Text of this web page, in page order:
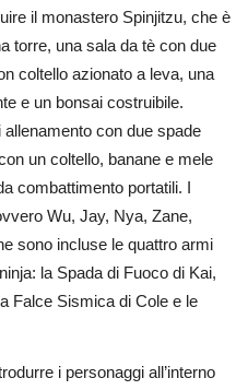
il monastero Spinjitzu, che è
torre, una sala da tè con due
coltello azionato a leva, una
e un bonsai costruibile.
con due spade
un coltello, banane e mele
combattimento portatili. I
Wu, Jay, Nya, Zane,
sono incluse le quattro armi
la Spada di Fuoco di Kai,
Falce Sismica di Cole e le
i personaggi all’interno